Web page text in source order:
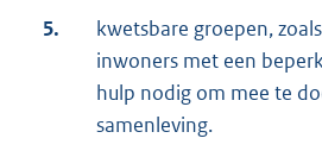
5.
kwetsbare groepen,
inwoners met een
hulp nodig om mee te
samenleving.